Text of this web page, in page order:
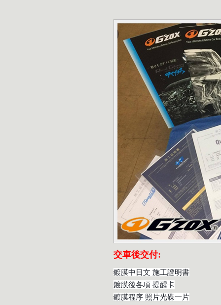
交車後交付:
鍍膜中日文 施工證明書
鍍膜後各項 提醒卡
鍍膜程序 照片光碟一片